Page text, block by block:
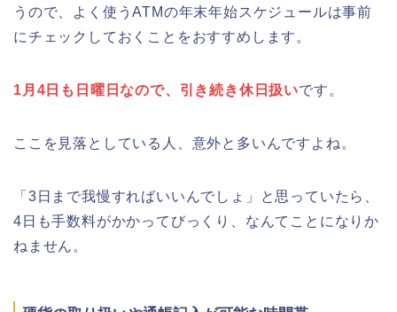
(出店)は?ライトアップ・駐車場も!
悠久山公園桜祭り2026の屋台や出店
は?ライトアップや駐車場情報も!
うので、よく使うATMの年末年始スケジュールは事前
にチェックしておくことをおすすめします。
1月4日も日曜日なので、引き続き休日扱いです。
ここを見落としている人、意外と多いんですよね。
「3日まで我慢すればいいんでしょ」と思っていたら、
4日も手数料がかかってびっくり、なんてことになりか
ねません。